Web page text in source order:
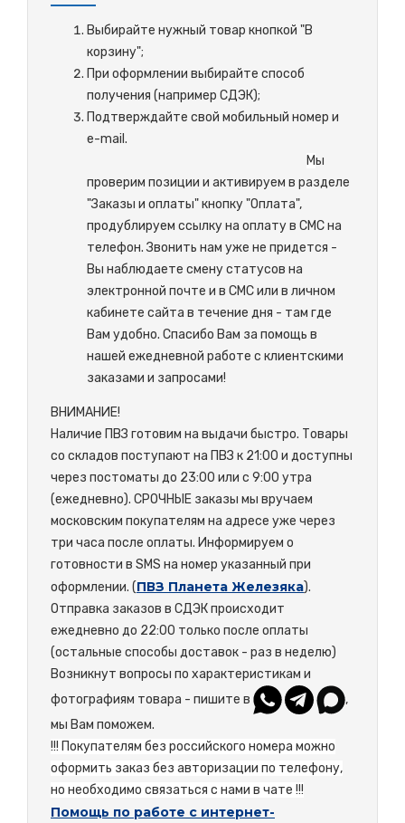
Выбирайте нужный товар кнопкой "В
корзину";
При оформлении выбирайте способ
получения (например СДЭК);
Подтверждайте свой мобильный номер и
e-mail.
Мы
проверим позиции и активируем в разделе
"Заказы и оплаты" кнопку "Оплата",
продублируем ссылку на оплату в СМС на
телефон. Звонить нам уже не придется -
Вы наблюдаете смену статусов на
электронной почте и в СМС или в личном
кабинете сайта в течение дня - там где
Вам удобно. Спасибо Вам за помощь в
нашей ежедневной работе с клиентскими
заказами и запросами!
ВНИМАНИЕ!
Наличие ПВЗ готовим на выдачи быстро. Товары
со складов поступают на ПВЗ к 21:00 и доступны
через постоматы до 23:00 или с 9:00 утра
(ежедневно). СРОЧНЫЕ заказы мы вручаем
московским покупателям на адресе уже через
три часа после оплаты. Информируем о
готовности в SMS на номер указанный при
оформлении. (ПВЗ Планета Железяка).
Отправка заказов в СДЭК происходит
ежедневно до 22:00 только после оплаты
(остальные способы доставок - раз в неделю)
Возникнут вопросы по характеристикам и
фотографиям товара - пишите в
,
мы Вам поможем.
!!! Покупателям без российского номера можно
оформить заказ без авторизации по телефону,
но необходимо связаться с нами в чате !!!
Помощь по работе с интернет-